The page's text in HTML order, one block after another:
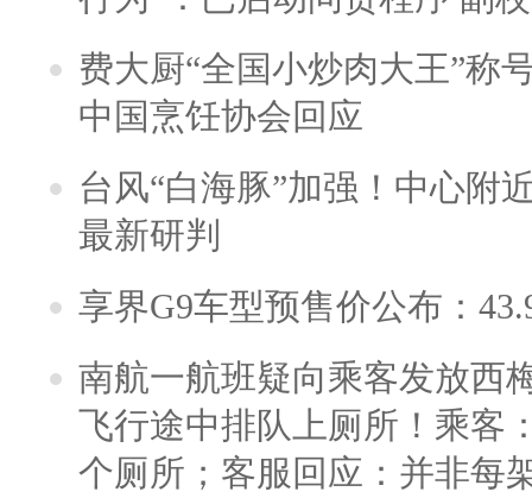
费大厨“全国小炒肉大王”称
中国烹饪协会回应
台风“白海豚”加强！中心附
最新研判
享界G9车型预售价公布：
南航一航班疑向乘客发放西
飞行途中排队上厕所！乘客
个厕所；客服回应：并非每